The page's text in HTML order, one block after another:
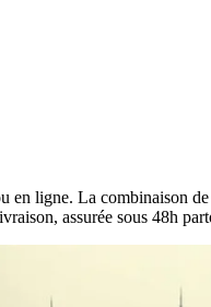
en ligne. La combinaison
assurée sous 48h